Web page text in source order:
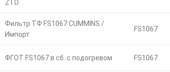
ZTD
Фильтр ТФ FS1067 CUMMINS /
Импорт
FS1067
ФГОТ FS1067 в сб. с подогревом FS1067